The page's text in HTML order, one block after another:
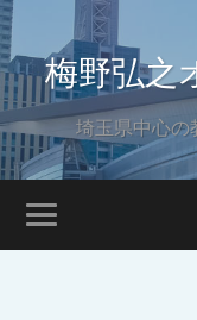
梅野弘之
埼玉県中心の